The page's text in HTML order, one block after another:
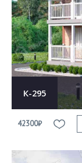
К-295
42300₽
Согласен на
This site is protected by